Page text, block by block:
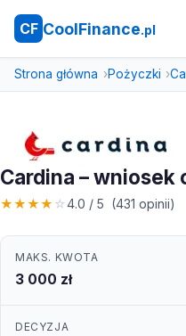
CF CoolFinance.pl
Strona główna Pożyczki
Cardina – wniosek
★★★★ ☆4.0 / 5 (431 opinii)
MAKS. KWOTA
3 000 zł
DECYZJA